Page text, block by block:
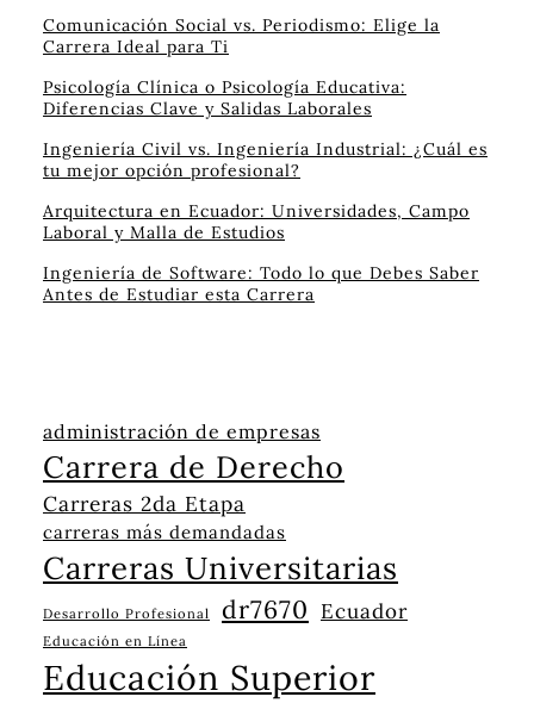
Comunicación Social vs. Periodismo: Elige la
Carrera Ideal para Ti
Psicología Clínica o Psicología Educativa:
Diferencias Clave y Salidas Laborales
Ingeniería Civil vs. Ingeniería Industrial: ¿Cuál es
tu mejor opción profesional?
Arquitectura en Ecuador: Universidades, Campo
Laboral y Malla de Estudios
Ingeniería de Software: Todo lo que Debes Saber
Antes de Estudiar esta Carrera
administración de empresas
Carrera de Derecho
Carreras 2da Etapa
carreras más demandadas
Carreras Universitarias
Desarrollo Profesional dr7670 Ecuador
Educación en Línea
Educación Superior